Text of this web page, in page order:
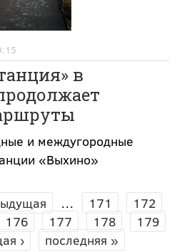
в
и междугородные
«Выхино»
… 171
172
176 177 178
179
› последняя »